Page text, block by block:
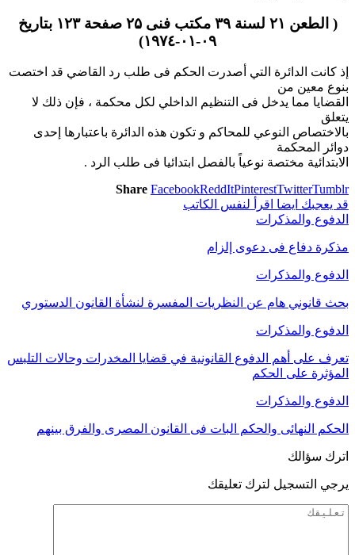
( الطعن ۲۱ لسنة ۳۹ مكتب فنى ۲۵ صفحة ۱۲۳ بتاريخ
۰۹-۰۱-۱۹۷٤)
إذ كانت الدائرة التي أصدرت الحكم فى طلب رد القاضي قد اختصت
بنوع معين من
القضايا مما يدخل فى التنظيم الداخلي لكل محكمة ، فإن ذلك لا
يتعلق
بالاختصاص النوعي للمحاكم و تكون هذه الدائرة باعتبارها إحدى
دوائر المحكمة
الابتدائية مختصة نوعياً بالفصل ابتدائيا فى طلب الرد .
Share FacebookReddItPinterestTwitterTumblr
قد يعجبك ايضا اقرأ لنفس الكاتب
الدفوع والمذكرات
مذكرة دفاع فى دعوى إلزام
الدفوع والمذكرات
بحث قانوني هام عن النظريات المفسرة لنشأة القانون الدستوري
الدفوع والمذكرات
تعرف على أهم الدفوع القانونية في قضايا المخدرات وحالات التلبس
المؤثرة على الحكم
الدفوع والمذكرات
الحكم النهائى والحكم البات فى القانون المصرى والفرق بينهم
اترك سؤالك
يرجي التسجيل لترك تعليقك